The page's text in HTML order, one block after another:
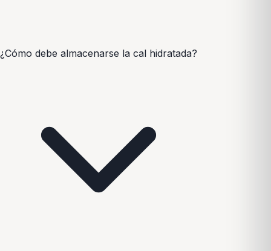
¿Cómo debe almacenarse la cal hidratada?